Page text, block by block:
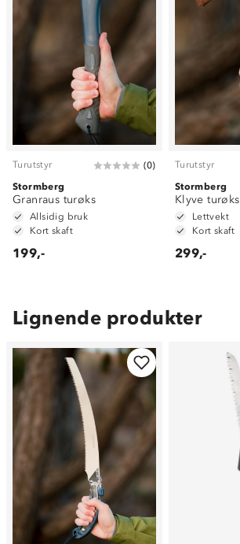
Turutstyr (0)
Stormberg
Granraus turøks
Allsidig bruk
Kort skaft
199,-
Turutstyr
Stormberg
Klyve turøks
Lettvekt
Kort skaft
299,-
Lignende produkter